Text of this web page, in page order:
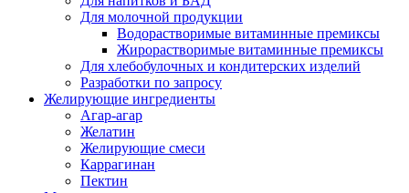
Для молочной продукции
Водорастворимые витаминные премиксы
Жирорастворимые витаминные премиксы
Для хлебобулочных и кондитерских изделий
Разработки по запросу
Желирующие ингредиенты
Агар-агар
Желатин
Желирующие смеси
Каррагинан
Пектин